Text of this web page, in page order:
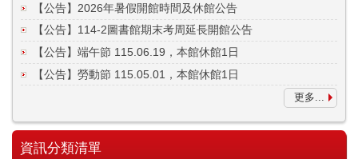
【公告】2026年暑假開館時間及休館公告
【公告】114-2圖書館期末考周延長開館公告
【公告】端午節 115.06.19，本館休館1日
【公告】勞動節 115.05.01，本館休館1日
更多...
資訊分類清單